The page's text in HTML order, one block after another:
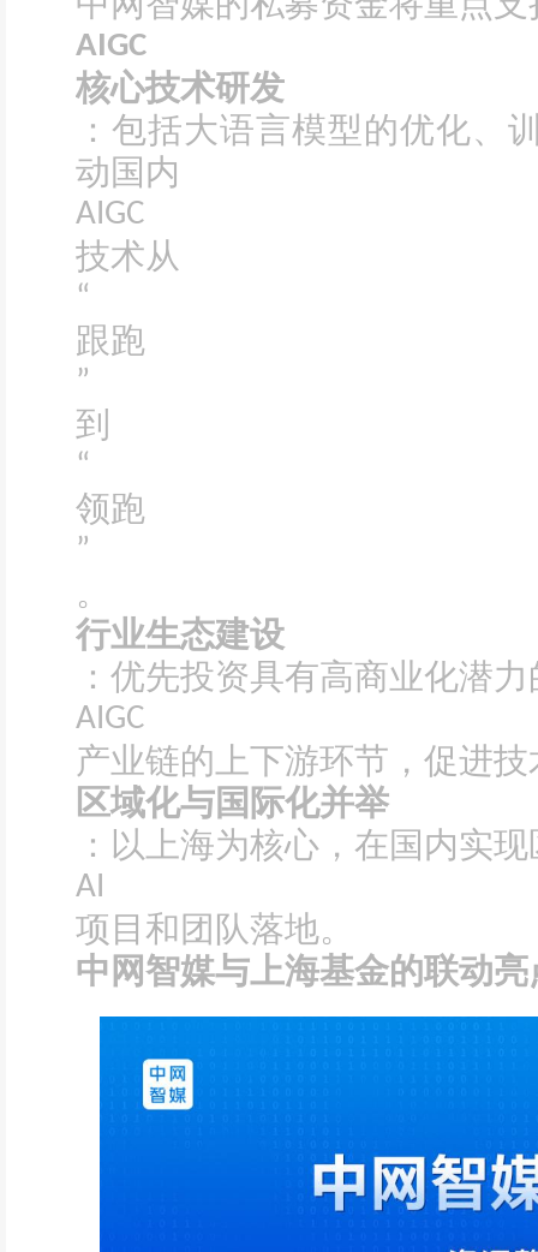
AIGC
核心技术研发
：包括大语言模型的优化、
动国内
AIGC
技术从
“
跟跑
”
到
“
领跑
”
。
行业生态建设
：优先投资具有高商业化潜
AIGC
产业链的上下游环节，促进
区域化与国际化并举
：以上海为核心，在国内实
AI
项目和团队落地。
中网智媒与上海基金的联动亮